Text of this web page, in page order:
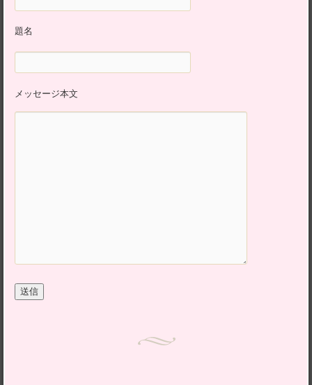
題名
メッセージ本文